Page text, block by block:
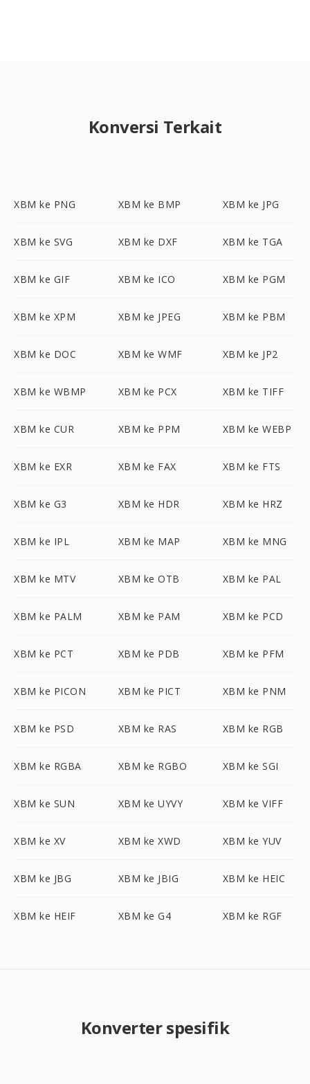
Konversi Terkait
XBM ke PNG XBM ke BMP XBM ke JPG
XBM ke SVG XBM ke DXF XBM ke TGA
XBM ke GIF XBM ke ICO XBM ke PGM
XBM ke XPM XBM ke JPEG XBM ke PBM
XBM ke DOC XBM ke WMF XBM ke JP2
XBM ke WBMP XBM ke PCX XBM ke TIFF
XBM ke CUR XBM ke PPM XBM ke WEBP
XBM ke EXR XBM ke FAX XBM ke FTS
XBM ke G3 XBM ke HDR XBM ke HRZ
XBM ke IPL XBM ke MAP XBM ke MNG
XBM ke MTV XBM ke OTB XBM ke PAL
XBM ke PALM XBM ke PAM XBM ke PCD
XBM ke PCT XBM ke PDB XBM ke PFM
XBM ke PICON XBM ke PICT XBM ke PNM
XBM ke PSD XBM ke RAS XBM ke RGB
XBM ke RGBA XBM ke RGBO XBM ke SGI
XBM ke SUN XBM ke UYVY XBM ke VIFF
XBM ke XV XBM ke XWD XBM ke YUV
XBM ke JBG XBM ke JBIG XBM ke HEIC
XBM ke HEIF XBM ke G4 XBM ke RGF
Konverter spesifik